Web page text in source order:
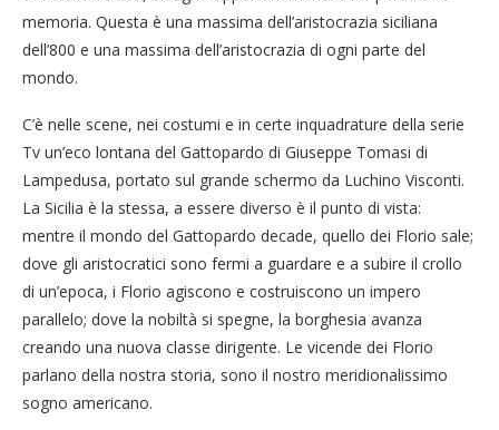
memoria. Questa è una massima dell’aristocrazia siciliana
dell’800 e una massima dell’aristocrazia di ogni parte del
mondo.
C’è nelle scene, nei costumi e in certe inquadrature della serie
Tv un’eco lontana del Gattopardo di Giuseppe Tomasi di
Lampedusa, portato sul grande schermo da Luchino Visconti.
La Sicilia è la stessa, a essere diverso è il punto di vista:
mentre il mondo del Gattopardo decade, quello dei Florio sale;
dove gli aristocratici sono fermi a guardare e a subire il crollo
di un’epoca, i Florio agiscono e costruiscono un impero
parallelo; dove la nobiltà si spegne, la borghesia avanza
creando una nuova classe dirigente. Le vicende dei Florio
parlano della nostra storia, sono il nostro meridionalissimo
sogno americano.